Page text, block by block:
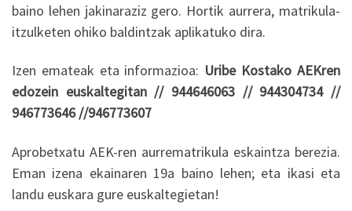
baino lehen jakinaraziz gero. Hortik aurrera, matrikula-
itzulketen ohiko baldintzak aplikatuko dira.
Izen emateak eta informazioa: Uribe Kostako AEKren
edozein euskaltegitan // 944646063 // 944304734 //
946773646 //946773607
Aprobetxatu AEK-ren aurrematrikula eskaintza berezia.
Eman izena ekainaren 19a baino lehen; eta ikasi eta
landu euskara gure euskaltegietan!